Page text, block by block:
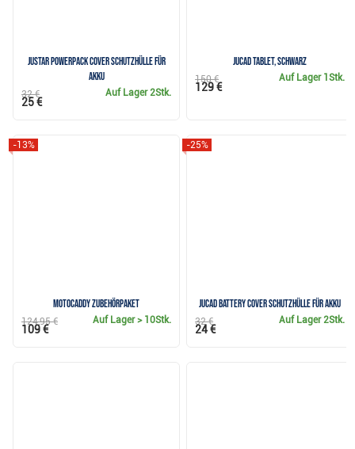
JuStar Powerpack Cover Schutzhülle für
Akku
Auf Lager2Stk.
32 €
25 €
JuCad Tablet, schwarz
Auf Lager 1Stk.
150 €
129 €
Motocaddy Zubehörpaket
-13%
Auf Lager> 10Stk.
124,95 €
109 €
JuCad Battery Cover Schutzhülle für Akku
-25%
Auf Lager2Stk.
32 €
24 €